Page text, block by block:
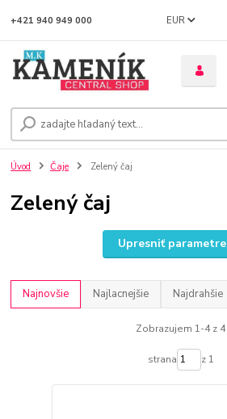
EUR
+421 940 949 000
Úvod Čaje Zelený čaj
Zelený čaj
Upresniť parametre
Najnovšie Najlacnejšie Najdrahšie
Zobrazujem 1-4 z 4
strana z 1